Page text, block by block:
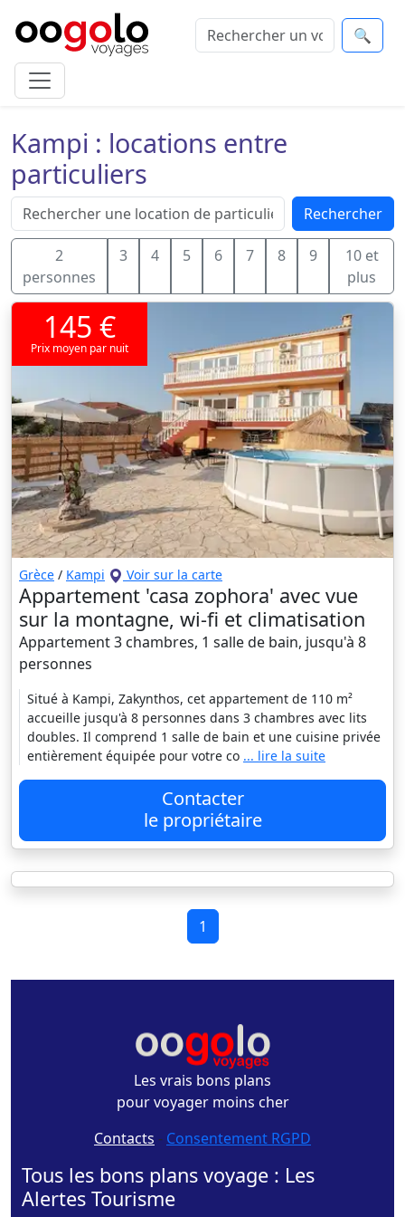
🔍
Kampi : locations entre
particuliers
Rechercher
2
personnes
3 4 5 6 7 8 9
10 et
plus
145 €
Prix moyen par nuit
Grèce / Kampi Voir sur la carte
Appartement 'casa zophora' avec vue
sur la montagne, wi-fi et climatisation
Appartement 3 chambres, 1 salle de bain, jusqu'à 8
personnes
Situé à Kampi, Zakynthos, cet appartement de 110 m²
accueille jusqu'à 8 personnes dans 3 chambres avec lits
doubles. Il comprend 1 salle de bain et une cuisine privée
entièrement équipée pour votre co ... lire la suite
Contacter
le propriétaire
1
Les vrais bons plans
pour voyager moins cher
Contacts - Consentement RGPD
Tous les bons plans voyage : Les
Alertes Tourisme